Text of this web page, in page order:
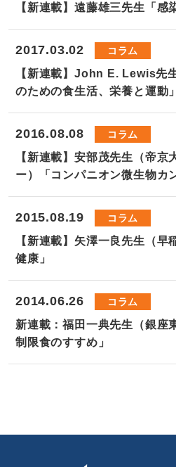
【新連載】遠藤雄三先生「感
2017.03.02 コラム
【新連載】John E. Lewis先
のための食生活、栄養と運動」
2016.08.08 コラム
【新連載】安部茂先生（帝京
ー）「コンパニオン微生物カ
2015.08.19 コラム
【新連載】矢澤一良先生（早
健康」
2014.06.26 コラム
新連載：福田一典先生（銀座
制限食のすすめ」